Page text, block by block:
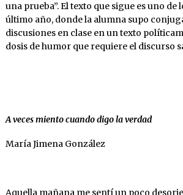
una prueba”. El texto que sigue es uno de
último año, donde la alumna supo
discusiones en clase en un texto
dosis de humor que requiere el discurso
A veces miento cuando digo la verdad
María Jimena González